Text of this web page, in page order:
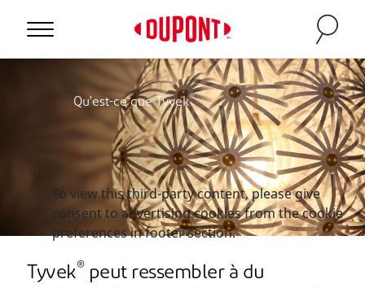
Qu'est-ce que Tyvek®
To view this third-party content, please give
consent to advertising cookies from the cookie
preferences in footer section.
Tyvek® peut ressembler à du